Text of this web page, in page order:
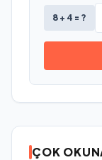
8 + 4 = ?
ÇOK